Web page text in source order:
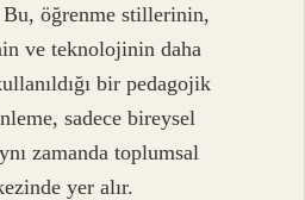
öğrenme stillerinin,
ve teknolojinin daha
bir pedagojik
sadece bireysel
zamanda toplumsal
yer alır.